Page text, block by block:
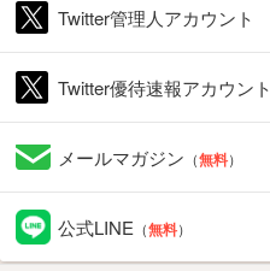
Twitter管理人アカウント
Twitter優待速報アカウント
メールマガジン （無料）
公式LINE （無料）